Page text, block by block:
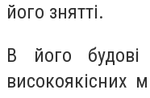
його знятті.
В його будові
високоякісних